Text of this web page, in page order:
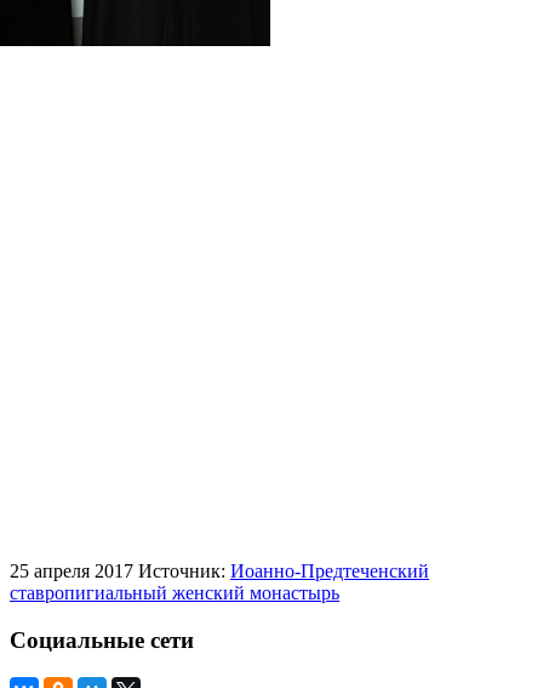
25 апреля 2017 Источник: Иоанно-Предтеченский
ставропигиальный женский монастырь
Социальные сети